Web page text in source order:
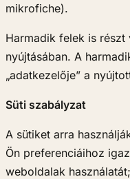
mikrofiche).
Harmadik felek is részt
nyújtásában. A
„adatkezelője” a
Süti szabályzat
A sütiket arra
Ön preferenciáihoz
weboldalak